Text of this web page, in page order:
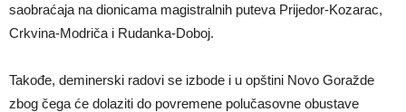
saobraćaja na dionicama magistralnih puteva Prijedor-Kozarac,
Crkvina-Modriča i Rudanka-Doboj.
Takođe, deminerski radovi se izbode i u opštini Novo Goražde
zbog čega će dolaziti do povremene polučasovne obustave